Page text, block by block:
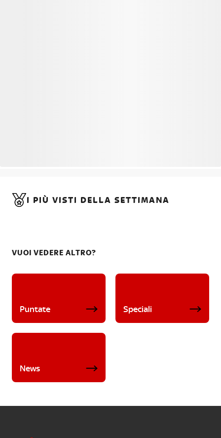
I PIÙ VISTI DELLA SETTIMANA
VUOI VEDERE ALTRO?
Puntate Speciali
News